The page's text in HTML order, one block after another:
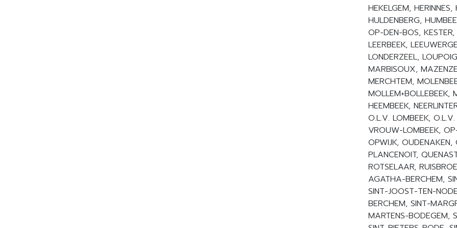
HEKELGEM,
HULDENBERG,
OP-DEN-BOS,
LEERBEEK,
LONDERZEEL,
MARBISOUX,
MERCHTEM,
MOLLEM+BOLLEBEEK,
HEEMBEEK,
O.L.V. LOMBEEK,
VROUW-LOMBEEK,
OPWIJK, OUDENAKEN,
PLANCENOIT,
ROTSELAAR,
AGATHA-BERCHEM,
SINT-JOOST-TEN-
BERCHEM, SINT-
MARTENS-BODEGEM,